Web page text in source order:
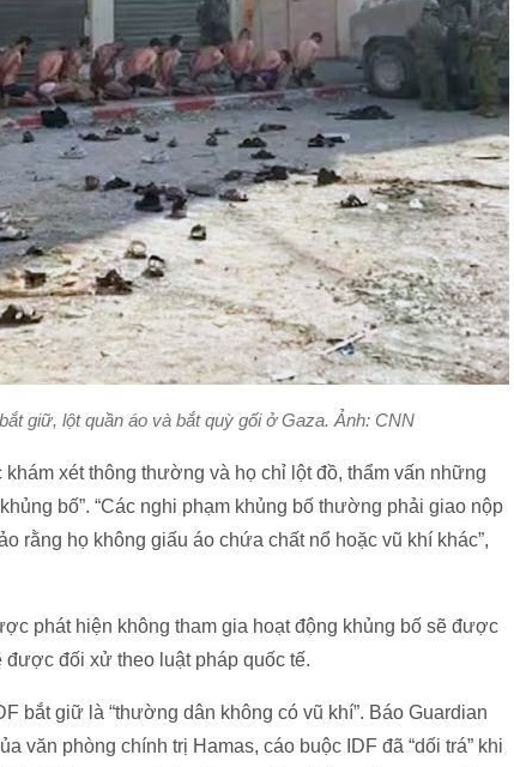
giữ, lột quần áo và bắt quỳ gối ở Gaza. Ảnh: CNN
xét thông thường và họ chỉ lột đồ, thẩm vấn những
bố”. “Các nghi phạm khủng bố thường phải giao nộp
rằng họ không giấu áo chứa chất nổ hoặc vũ khí khác”,
phát hiện không tham gia hoạt động khủng bố sẽ được
đối xử theo luật pháp quốc tế.
bắt giữ là “thường dân không có vũ khí”. Báo Guardian
văn phòng chính trị Hamas, cáo buộc IDF đã “dối trá” khi